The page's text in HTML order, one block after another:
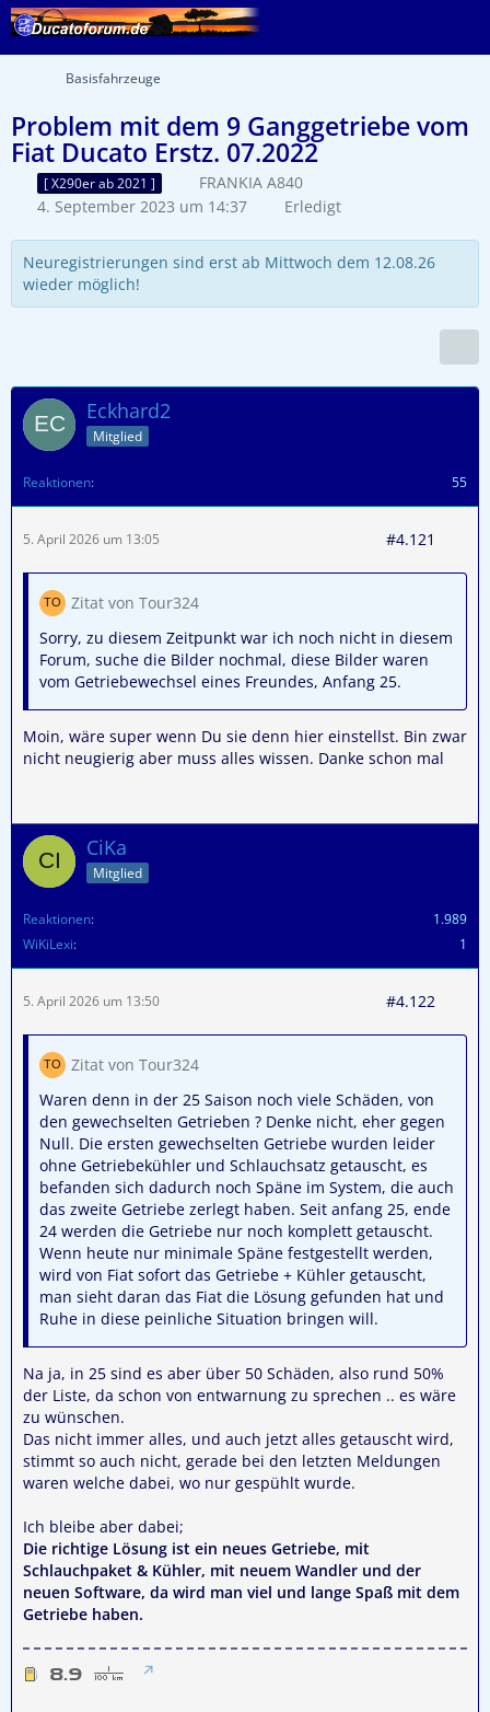
Basisfahrzeuge
Problem mit dem 9 Ganggetriebe vom
Fiat Ducato Erstz. 07.2022
[ X290er ab 2021 ]
FRANKIA A840
4. September 2023 um 14:37
Erledigt
Neuregistrierungen sind erst ab Mittwoch dem 12.08.26
wieder möglich!
Eckhard2
Mitglied
Reaktionen 55
5. April 2026 um 13:05 #4.121
Zitat von Tour324
Sorry, zu diesem Zeitpunkt war ich noch nicht in diesem
Forum, suche die Bilder nochmal, diese Bilder waren
vom Getriebewechsel eines Freundes, Anfang 25.
Moin, wäre super wenn Du sie denn hier einstellst. Bin zwar
nicht neugierig aber muss alles wissen. Danke schon mal
CiKa
Mitglied
Reaktionen
1.989
WiKiLexi
1
5. April 2026 um 13:50 #4.122
Zitat von Tour324
Waren denn in der 25 Saison noch viele Schäden, von
den gewechselten Getrieben ? Denke nicht, eher gegen
Null. Die ersten gewechselten Getriebe wurden leider
ohne Getriebekühler und Schlauchsatz getauscht, es
befanden sich dadurch noch Späne im System, die auch
das zweite Getriebe zerlegt haben. Seit anfang 25, ende
24 werden die Getriebe nur noch komplett getauscht.
Wenn heute nur minimale Späne festgestellt werden,
wird von Fiat sofort das Getriebe + Kühler getauscht,
man sieht daran das Fiat die Lösung gefunden hat und
Ruhe in diese peinliche Situation bringen will.
Na ja, in 25 sind es aber über 50 Schäden, also rund 50%
der Liste, da schon von entwarnung zu sprechen .. es wäre
zu wünschen.
Das nicht immer alles, und auch jetzt alles getauscht wird,
stimmt so auch nicht, gerade bei den letzten Meldungen
waren welche dabei, wo nur gespühlt wurde.
Ich bleibe aber dabei;
Die richtige Lösung ist ein neues Getriebe, mit
Schlauchpaket & Kühler, mit neuem Wandler und der
neuen Software, da wird man viel und lange Spaß mit dem
Getriebe haben.